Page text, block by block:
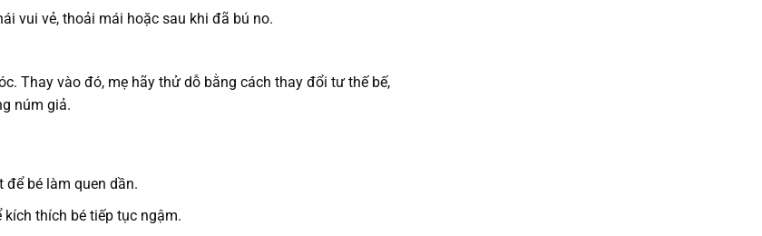
vui vẻ, thoải mái hoặc sau khi đã bú no.
Thay vào đó, mẹ hãy thử dỗ bằng cách thay đổi tư thế bế,
núm giả.
để bé làm quen dần.
thích bé tiếp tục ngậm.